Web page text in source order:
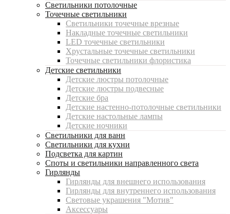
Светильники потолочные
Точечные светильники
Светильники точечные врезные
Накладные точечные светильники
LED точечные светильники
Хрустальные точечные светильники
Точечные светильники флористика
Детские светильники
Детские люстры потолочные
Детские люстры подвесные
Детские бра
Детские настенно-потолочные светильники
Детские настольные лампы
Детские ночники
Светильники для ванн
Светильники для кухни
Подсветка для картин
Споты и светильники направленного света
Гирлянды
Гирлянды для внешнего использования
Гирлянды для внутреннего использования
Световые украшения "Мотив"
Аксессуары